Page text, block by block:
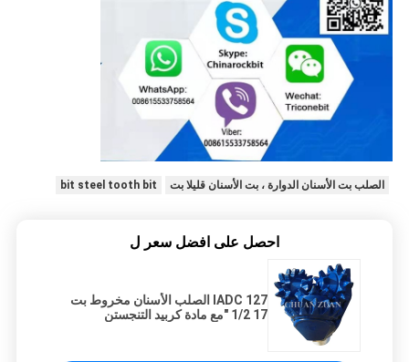
الصلب بت الأسنان الدوارة ، بت الأسنان قليلا بت bit steel tooth bit
احصل على افضل سعر ل
IADC 127 الصلب الأسنان مخروط بت
17 1/2 "مع مادة كربيد التنجستن